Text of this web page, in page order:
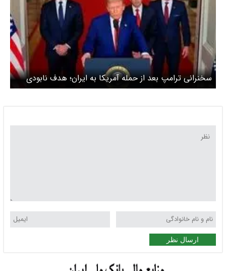
سخنرانی ترامپ بعد از حمله آمریکا به ایران؛ هدف نابودی
قابلیت‌های غنی‌سازی ایران بود
ارسال نظر